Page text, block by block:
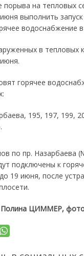
порыва на тепловых
выполнить
водоснабжение
в тепловых
горячее
195, 197, 199,
по пр. Назарбаева
подключены к
19 июня, после
Полина ЦИММЕР, фото